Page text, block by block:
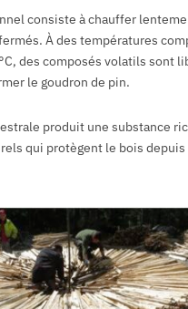
consiste à chauffer
À des températures
des composés volatils sont
le goudron de pin.
produit une substance
qui protègent le bois depuis